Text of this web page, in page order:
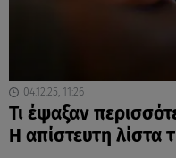
04.12.25, 11:26
Τι έψαξαν
Η απίστευτη λίστα